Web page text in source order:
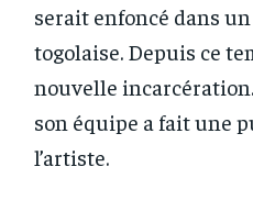
serait enfoncé dans
togolaise. Depuis ce
nouvelle
son équipe a fait une
l’artiste.